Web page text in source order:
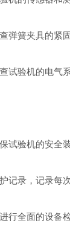
簧夹具的紧固
验机的电气系
验机的安全装
录，记录每次
全面的设备检